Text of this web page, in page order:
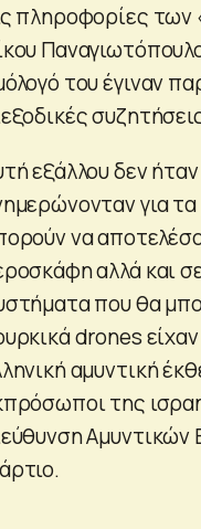
πληροφορίες
του έγιναν
εξάλλου δεν
για
να
αλλά και
που θα
drones
αμυντική
της